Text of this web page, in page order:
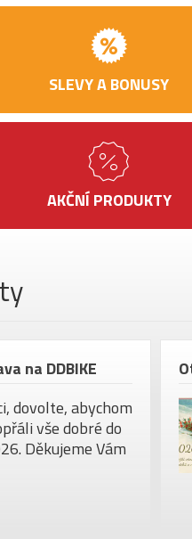
ZAPLETENÝCH
HLAVOVÉ
SLOŽENÍ
SEDLOVKA
PEDÁLY
bez
VELIKOST KOL 28"
SLEVY A BONUSY
AKČNÍ PRODUKTY
na DDBIKE
dovolte, abychom
vše dobré do
Děkujeme Vám